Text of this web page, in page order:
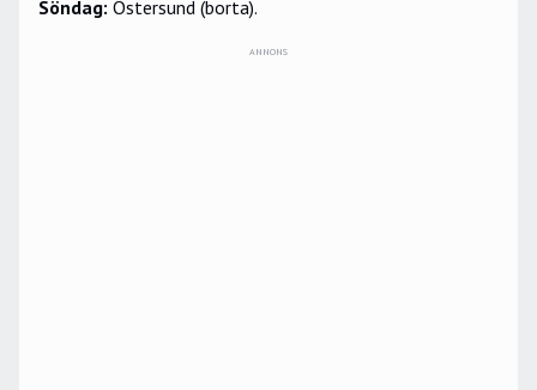
Söndag: Östersund (borta).
ANNONS